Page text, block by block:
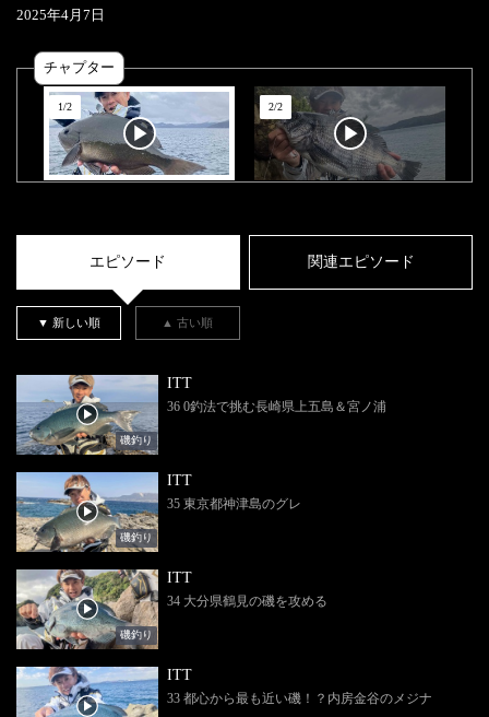
2025年4月 7 日
チャプター
1/2 2/2
エピソード 関連エピソード
▼ 新しい順 ▲ 古い順
磯釣り
ITT
36 0釣法で挑む長崎県上五島＆宮ノ浦
磯釣り
ITT
35 東京都神津島のグレ
磯釣り
ITT
34 大分県鶴見の磯を攻める
ITT
33 都心から最も近い磯！？内房金谷のメジナ